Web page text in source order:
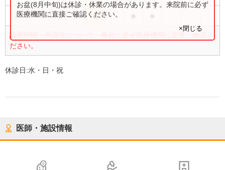
15:00〜18:00 ● ●
診療時間・内容等について、事前に必ず医療機関に直接ご確認く
ださい。
お盆(8月中旬)は休診・休業の場合があります。来院前に必ず
医療機関に直接ご確認ください。
×閉じる
休診日:水・日・祝
医師・施設情報